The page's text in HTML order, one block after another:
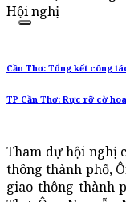
Hội nghị
Cần Thơ: Tổng kết công
TP Cần Thơ: Rực rỡ cờ
Tham dự hội nghị
thông thành phố,
giao thông thành